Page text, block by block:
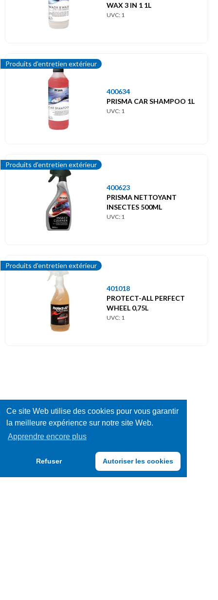
Ce site Web utilise des cookies pour vous garantir
la meilleure expérience sur notre site Web.
Apprendre encore plus
Refuser Autoriser les cookies
WAX 3 IN 1 1L
UVC: 1
Produits d'entretien extérieur
400634
PRISMA CAR SHAMPOO 1L
UVC: 1
Produits d'entretien extérieur
400623
PRISMA NETTOYANT
INSECTES 500ML
UVC: 1
Produits d'entretien extérieur
401018
PROTECT-ALL PERFECT
WHEEL 0,75L
UVC: 1